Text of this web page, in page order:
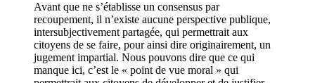
Avant que ne s’établisse un consensus par
recoupement, il n’existe aucune perspective publique,
intersubjectivement partagée, qui permettrait aux
citoyens de se faire, pour ainsi dire originairement, un
jugement impartial. Nous pouvons dire que ce qui
manque ici, c’est le « point de vue moral » qui